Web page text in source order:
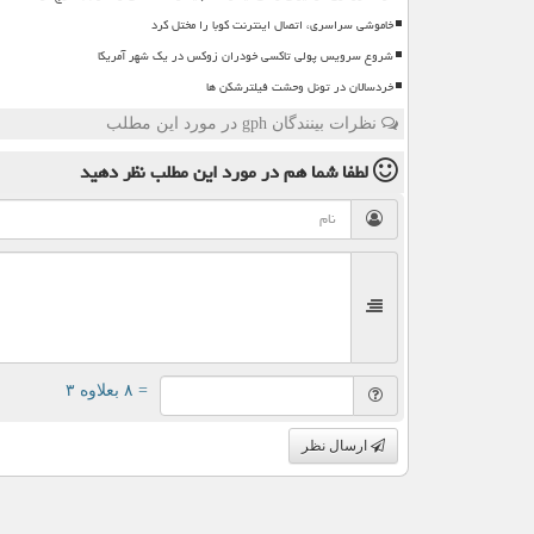
خاموشی سراسری، اتصال اینترنت کوبا را مختل کرد
شروع سرویس پولی تاکسی خودران زوکس در یک شهر آمریکا
خردسالان در تونل وحشت فیلترشکن ها
نظرات بینندگان gph در مورد این مطلب
لطفا شما همدر مورد این مطلبنظر دهید
= ۸ بعلاوه ۳
ارسال نظر